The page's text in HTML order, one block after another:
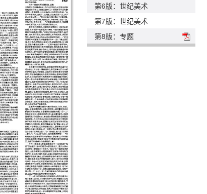
第6版：世纪美术
第7版：世纪美术
第8版：专题